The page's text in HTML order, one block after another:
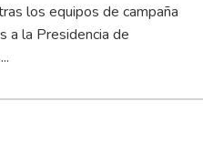
los equipos de campaña
a la Presidencia de